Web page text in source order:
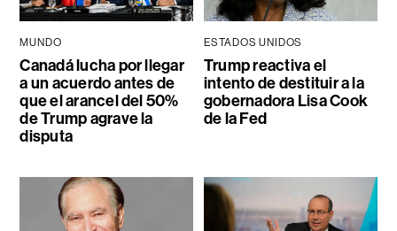
MUNDO
Canadá lucha por llegar
a un acuerdo antes de
que el arancel del 50%
de Trump agrave la
disputa
ESTADOS UNIDOS
Trump reactiva el
intento de destituir a la
gobernadora Lisa Cook
de la Fed